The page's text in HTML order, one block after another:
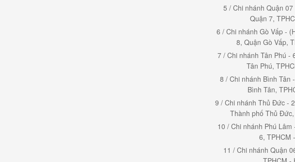
5 / Chi nhánh Quận
Quận 7,
6 / Chi nhánh Gò Vấp -
8, Quận Gò Vấp,
7 / Chi nhánh Tân Phú -
Tân Phú,
8 / Chi nhánh Bình Tân
Bình Tân,
9 / Chi nhánh Thủ Đức -
Thành phố Thủ
10 / Chi nhánh Phú
6, TPHCM
11 / Chi nhánh Quận